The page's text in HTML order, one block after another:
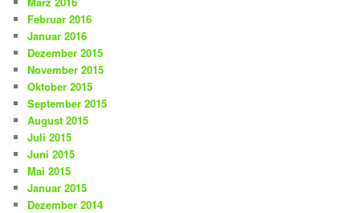
Februar 2016
Januar 2016
Dezember 2015
November 2015
Oktober 2015
September 2015
August 2015
Juli 2015
Juni 2015
Mai 2015
Januar 2015
Dezember 2014